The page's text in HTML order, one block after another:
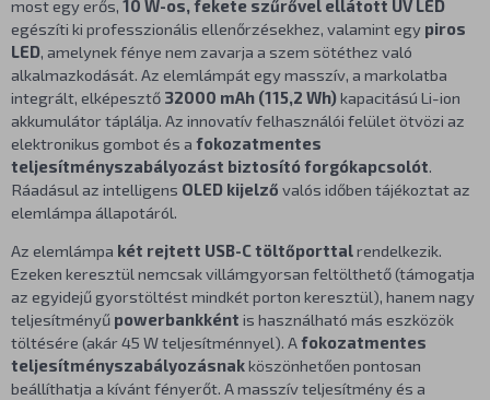
most egy erős, 10 W-os, fekete szűrővel ellátott UV LED
egészíti ki professzionális ellenőrzésekhez, valamint egy piros
LED, amelynek fénye nem zavarja a szem sötéthez való
alkalmazkodását. Az elemlámpát egy masszív, a markolatba
integrált, elképesztő 32000 mAh (115,2 Wh)kapacitású Li-ion
akkumulátor táplálja. Az innovatív felhasználói felület ötvözi az
elektronikus gombot és a fokozatmentes
teljesítményszabályozást biztosító forgókapcsolót.
Ráadásul az intelligens OLED kijelző valós időben tájékoztat az
elemlámpa állapotáról.
Az elemlámpa két rejtett USB-C töltőporttalrendelkezik.
Ezeken keresztül nemcsak villámgyorsan feltölthető (támogatja
az egyidejű gyorstöltést mindkét porton keresztül), hanem nagy
teljesítményű powerbankként is használható más eszközök
töltésére (akár 45 W teljesítménnyel). Afokozatmentes
teljesítményszabályozásnakköszönhetően pontosan
beállíthatja a kívánt fényerőt. A masszív teljesítmény és a